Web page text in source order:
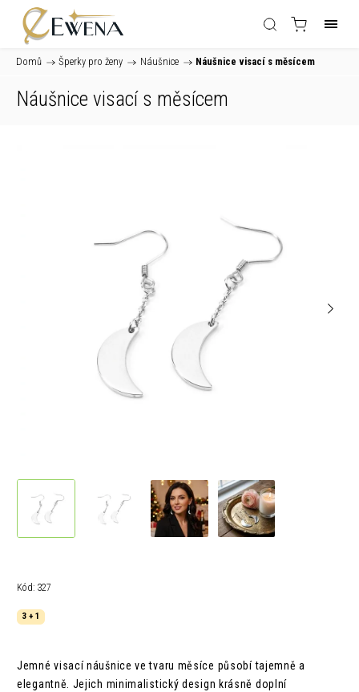
Domů / Šperky pro ženy / Náušnice / Náušnice visací s měsícem
Náušnice visací s měsícem
Kód: 327
3 + 1
Jemné visací náušnice ve tvaru měsíce působí tajemně a
elegantně. Jejich minimalistický design krásně doplní